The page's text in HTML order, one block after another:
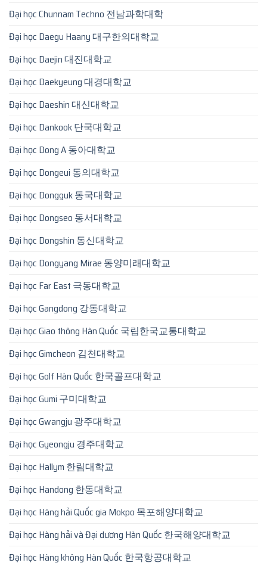
Đại học Chunnam Techno 전남과학대학
Đại học Daegu Haany 대구한의대학교
Đại học Daejin 대진대학교
Đại học Daekyeung 대경대학교
Đại học Daeshin 대신대학교
Đại học Dankook 단국대학교
Đại học Dong A 동아대학교
Đại học Dongeui 동의대학교
Đại học Dongguk 동국대학교
Đại học Dongseo 동서대학교
Đại học Dongshin 동신대학교
Đại học Dongyang Mirae 동양미래대학교
Đại học Far East 극동대학교
Đại học Gangdong 강동대학교
Đại học Giao thông Hàn Quốc 국립한국교통대학교
Đại học Gimcheon 김천대학교
Đại học Golf Hàn Quốc 한국골프대학교
Đại học Gumi 구미대학교
Đại học Gwangju 광주대학교
Đại học Gyeongju 경주대학교
Đại học Hallym 한림대학교
Đại học Handong 한동대학교
Đại học Hàng hải Quốc gia Mokpo 목포해양대학교
Đại học Hàng hải và Đại dương Hàn Quốc 한국해양대학교
Đại học Hàng không Hàn Quốc 한국항공대학교